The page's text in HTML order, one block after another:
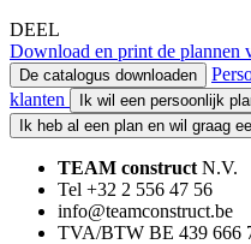
DEEL
Download en print de plannen
De catalogus downloaden
klanten
Ik wil een persoonlijk
Ik heb al een plan en wil graag
TEAM construct N.V.
Tel +32 2 556 47 56
info@teamconstruct.be
TVA/BTW BE 439 666